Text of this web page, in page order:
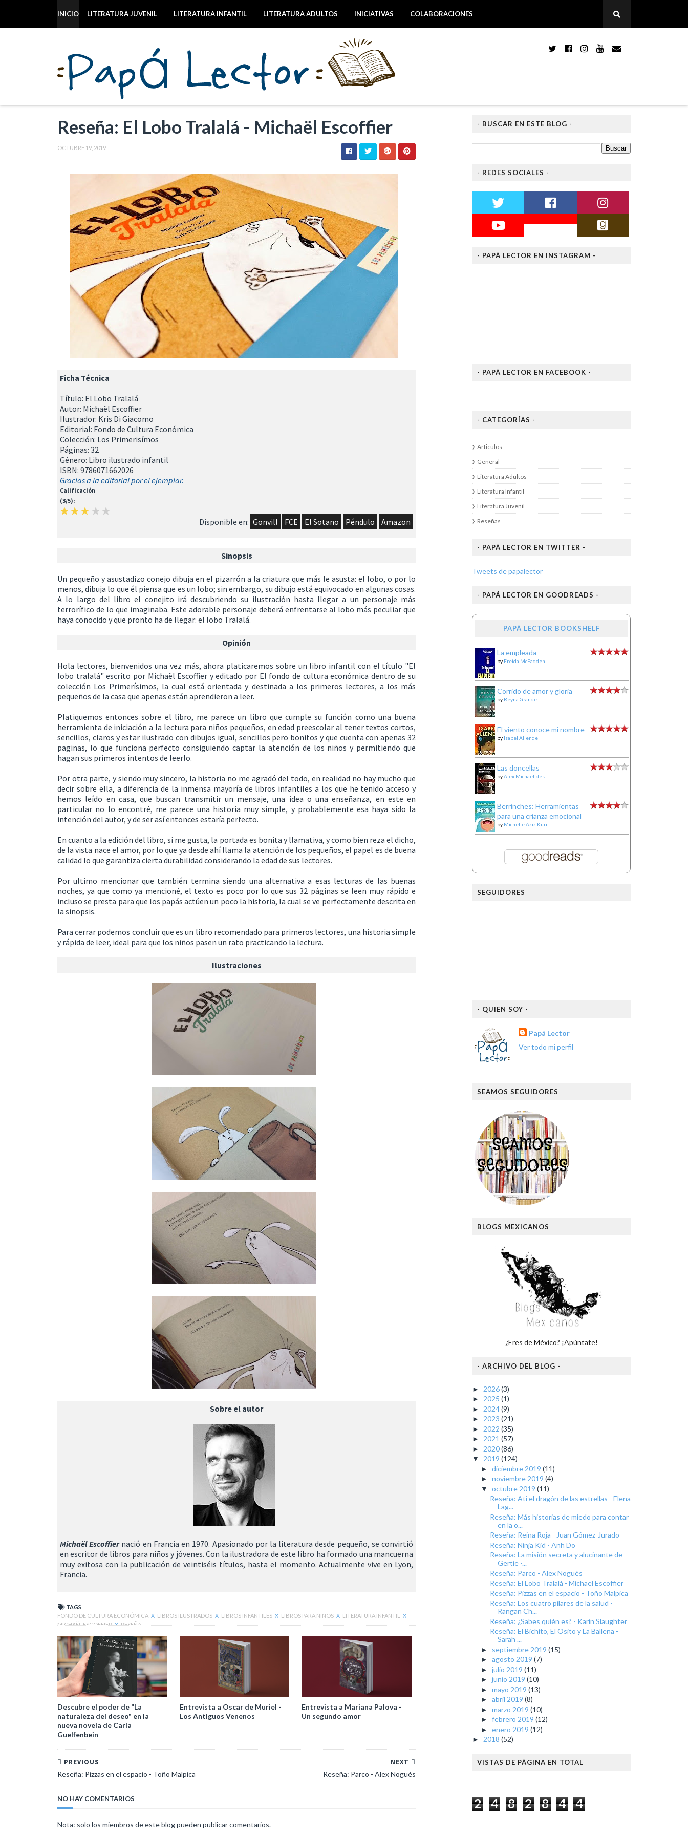
INICIO LITERATURA JUVENIL LITERATURA INFANTIL LITERATURA ADULTOS INICIATIVAS COLABORACIONES
Reseña: El Lobo Tralalá - Michaël Escoffier
OCTUBRE 19, 2019
Ficha Técnica
Título: El Lobo Tralalá
Autor: Michaël Escoffier
Ilustrador: Kris Di Giacomo
Editorial: Fondo de Cultura Económica
Colección: Los Primerisímos
Páginas: 32
Género: Libro ilustrado infantil
ISBN: 9786071662026
Gracias a la editorial por el ejemplar.
Calificación
(3/5):
Disponible en: Gonvill FCE El Sotano Péndulo Amazon
Sinopsis
Un pequeño y asustadizo conejo dibuja en el pizarrón a la criatura que más le asusta: el lobo, o por lo
menos, dibuja lo que él piensa que es un lobo; sin embargo, su dibujo está equivocado en algunas cosas.
A lo largo del libro el conejito irá descubriendo su ilustración hasta llegar a un personaje más
terrorífico de lo que imaginaba. Este adorable personaje deberá enfrentarse al lobo más peculiar que
haya conocido y que pronto ha de llegar: el lobo Tralalá.
Opinión
Hola lectores, bienvenidos una vez más, ahora platicaremos sobre un libro infantil con el título "El
lobo tralalá" escrito por Michaël Escoffier y editado por El fondo de cultura económica dentro de su
colección Los Primerísimos, la cual está orientada y destinada a los primeros lectores, a los más
pequeños de la casa que apenas están aprendieron a leer.
Platiquemos entonces sobre el libro, me parece un libro que cumple su función como una buena
herramienta de iniciación a la lectura para niños pequeños, en edad preescolar al tener textos cortos,
sencillos, claros y estar ilustrado con dibujos igual, sencillos pero bonitos y que cuenta con apenas 32
paginas, lo que funciona perfecto consiguiendo captar la atención de los niños y permitiendo que
hagan sus primeros intentos de leerlo.
Por otra parte, y siendo muy sincero, la historia no me agradó del todo, en realidad no hay mucho que
decir sobre ella, a diferencia de la inmensa mayoría de libros infantiles a los que he tenido acceso y
hemos leído en casa, que buscan transmitir un mensaje, una idea o una enseñanza, en este en
particular no lo encontré, me parece una historia muy simple, y probablemente esa haya sido la
intención del autor, y de ser así entonces estaría perfecto.
En cuanto a la edición del libro, si me gusta, la portada es bonita y llamativa, y como bien reza el dicho,
de la vista nace el amor, por lo que ya desde ahí llama la atención de los pequeños, el papel es de buena
calidad lo que garantiza cierta durabilidad considerando la edad de sus lectores.
Por ultimo mencionar que también termina siendo una alternativa a esas lecturas de las buenas
noches, ya que como ya mencioné, el texto es poco por lo que sus 32 páginas se leen muy rápido e
incluso se presta para que los papás actúen un poco la historia, la cual se ve perfectamente descrita en
la sinopsis.
Para cerrar podemos concluir que es un libro recomendado para primeros lectores, una historia simple
y rápida de leer, ideal para que los niños pasen un rato practicando la lectura.
Ilustraciones
Sobre el autor
Michaël Escoffiernació en Francia en 1970. Apasionado por la literatura desde pequeño, se convirtió
en escritor de libros para niños y jóvenes. Con la ilustradora de este libro ha formado una mancuerna
muy exitosa con la publicación de veintiséis títulos, hasta el momento. Actualmente vive en Lyon,
Francia.
TAGS
FONDO DE CULTURA ECONÓMICA X LIBROS ILUSTRADOS X LIBROS INFANTILES X LIBROS PARA NIÑOS X LITERATURA INFANTIL
X
MICHAËL ESCOFFIER X RESEÑA
Descubre el poder de "La
naturaleza del deseo" en la
nueva novela de Carla
Guelfenbein
Entrevista a Oscar de Muriel -
Los Antiguos Venenos
Entrevista a Mariana Palova -
Un segundo amor
NEXT
Reseña: Parco - Alex Nogués
PREVIOUS
Reseña: Pizzas en el espacio - Toño Malpica
NO HAY COMENTARIOS
Nota: solo los miembros de este blog pueden publicar comentarios.
- BUSCAR EN ESTE BLOG -
- REDES SOCIALES -
- PAPÁ LECTOR EN INSTAGRAM -
- PAPÁ LECTOR EN FACEBOOK -
- CATEGORÍAS -
Articulos
General
Literatura Adultos
Literatura Infantil
Literatura Juvenil
Reseñas
- PAPÁ LECTOR EN TWITTER -
Tweets de papalector
- PAPÁ LECTOR EN GOODREADS -
PAPÁ LECTOR BOOKSHELF
La empleada
by Freida McFadden
Corrido de amor y gloria
by Reyna Grande
El viento conoce mi nombre
by Isabel Allende
Las doncellas
byAlex Michaelides
Berrinches: Herramientas
para una crianza emocional
by Michelle Aziz Kuri
SEGUIDORES
- QUIEN SOY -
Papá Lector
Ver todo mi perfil
SEAMOS SEGUIDORES
BLOGS MEXICANOS
¿Eres de México? ¡Apúntate!
- ARCHIVO DEL BLOG -
► 2026(3)
► 2025 (1)
► 2024(9)
► 2023 (21)
► 2022 (35)
► 2021 (57)
► 2020(86)
▼ 2019 (124)
► diciembre 2019 (11)
► noviembre 2019 (4)
▼ octubre 2019 (11)
Reseña: Ati el dragón de las estrellas - Elena
Lag...
Reseña: Más historias de miedo para contar
en la o...
Reseña: Reina Roja - Juan Gómez-Jurado
Reseña: Ninja Kid - Anh Do
Reseña: La misión secreta y alucinante de
Gertie -...
Reseña: Parco - Alex Nogués
Reseña: El Lobo Tralalá - Michaël Escoffier
Reseña: Pizzas en el espacio - Toño Malpica
Reseña: Los cuatro pilares de la salud -
Rangan Ch...
Reseña: ¿Sabes quién es? - Karin Slaughter
Reseña: El Bichito, El Osito y La Ballena -
Sarah ...
► septiembre 2019 (15)
► agosto 2019 (7)
► julio 2019 (11)
► junio 2019 (10)
► mayo 2019 (13)
► abril 2019 (8)
► marzo 2019 (10)
► febrero 2019 (12)
► enero 2019 (12)
► 2018 (52)
VISTAS DE PÁGINA EN TOTAL
2 4 8 2 8 4 4